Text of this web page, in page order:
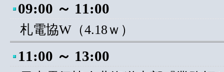
09:00 ～ 11:00
札電協W（4.18ｗ）
11:00 ～ 13:00